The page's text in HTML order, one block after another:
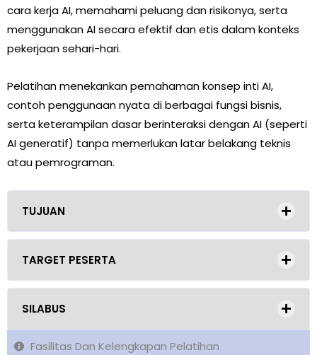
cara kerja AI, memahami peluang dan risikonya, serta
menggunakan AI secara efektif dan etis dalam konteks
pekerjaan sehari-hari.
Pelatihan menekankan pemahaman konsep inti AI,
contoh penggunaan nyata di berbagai fungsi bisnis,
serta keterampilan dasar berinteraksi dengan AI (seperti
AI generatif) tanpa memerlukan latar belakang teknis
atau pemrograman.
TUJUAN
TARGET PESERTA
SILABUS
Fasilitas Dan Kelengkapan Pelatihan